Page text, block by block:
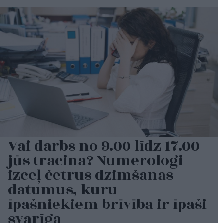
Vai darbs no 9.00 līdz 17.00
jūs tracina? Numerologi
izceļ četrus dzimšanas
datumus, kuru
īpašniekiem brīvība ir īpaši